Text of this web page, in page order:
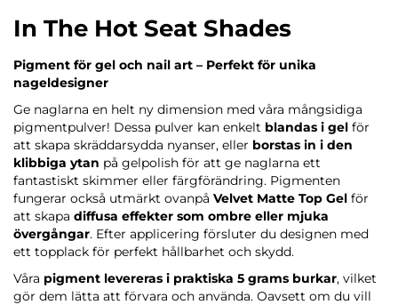
In The Hot Seat Shades
Pigment för gel och nail art – Perfekt för unika
nageldesigner
Ge naglarna en helt ny dimension med våra mångsidiga
pigmentpulver! Dessa pulver kan enkelt blandas i gel för
att skapa skräddarsydda nyanser, eller borstas in i den
klibbiga ytan på gelpolish för att ge naglarna ett
fantastiskt skimmer eller färgförändring. Pigmenten
fungerar också utmärkt ovanpå Velvet Matte Top Gel för
att skapa diffusa effekter som ombre eller mjuka
övergångar. Efter applicering försluter du designen med
ett topplack för perfekt hållbarhet och skydd.
Våra pigment levereras i praktiska 5 grams burkar, vilket
gör dem lätta att förvara och använda. Oavsett om du vill